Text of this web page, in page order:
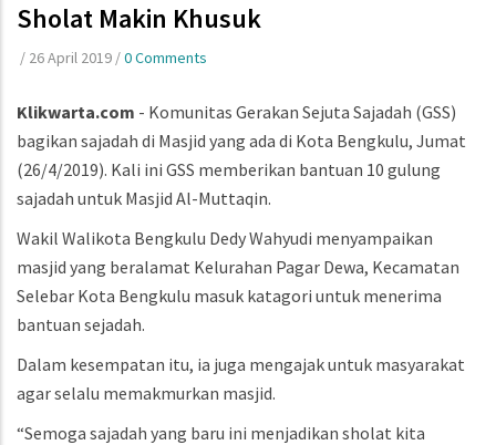
Sholat Makin Khusuk
/ 26 April 2019 /0 Comments
Klikwarta.com - Komunitas Gerakan Sejuta Sajadah (GSS)
bagikan sajadah di Masjid yang ada di Kota Bengkulu, Jumat
(26/4/2019). Kali ini GSS memberikan bantuan 10 gulung
sajadah untuk Masjid Al-Muttaqin.
Wakil Walikota Bengkulu Dedy Wahyudi menyampaikan
masjid yang beralamat Kelurahan Pagar Dewa, Kecamatan
Selebar Kota Bengkulu masuk katagori untuk menerima
bantuan sejadah.
Dalam kesempatan itu, ia juga mengajak untuk masyarakat
agar selalu memakmurkan masjid.
“Semoga sajadah yang baru ini menjadikan sholat kita